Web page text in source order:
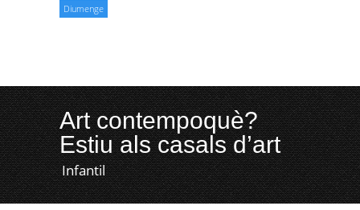
Diumenge
Art contempoquè?
Estiu als casals d’art
Infantil